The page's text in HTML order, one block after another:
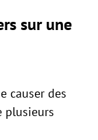
sur une
causer des
plusieurs